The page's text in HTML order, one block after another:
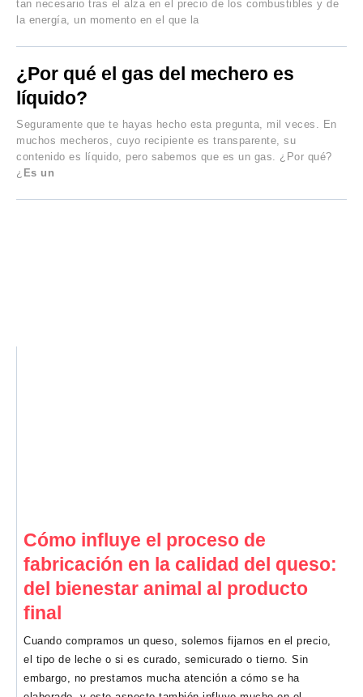
tan necesario tras el alza en el precio de los combustibles y de
la energía, un momento en el que la
¿Por qué el gas del mechero es
líquido?
Seguramente que te hayas hecho esta pregunta, mil veces. En
muchos mecheros, cuyo recipiente es transparente, su
contenido es líquido, pero sabemos que es un gas. ¿Por qué?
¿ Es un
Cómo influye el proceso de
fabricación en la calidad del queso:
del bienestar animal al producto
final
Cuando compramos un queso, solemos fijarnos en el precio,
el tipo de leche o si es curado, semicurado o tierno. Sin
embargo, no prestamos mucha atención a cómo se ha